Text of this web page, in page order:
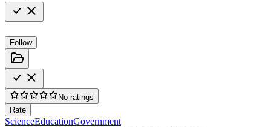
Follow
No ratings
Rate
ScienceEducationGovernment